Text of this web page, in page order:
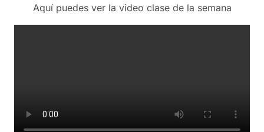
Aquí puedes ver la video clase de la semana